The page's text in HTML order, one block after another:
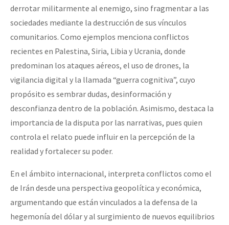
derrotar militarmente al enemigo, sino fragmentar a las
sociedades mediante la destrucción de sus vínculos
comunitarios. Como ejemplos menciona conflictos
recientes en Palestina, Siria, Libia y Ucrania, donde
predominan los ataques aéreos, el uso de drones, la
vigilancia digital y la llamada “guerra cognitiva”, cuyo
propósito es sembrar dudas, desinformación y
desconfianza dentro de la población. Asimismo, destaca la
importancia de la disputa por las narrativas, pues quien
controla el relato puede influir en la percepción de la
realidad y fortalecer su poder.
En el ámbito internacional, interpreta conflictos como el
de Irán desde una perspectiva geopolítica y económica,
argumentando que están vinculados a la defensa de la
hegemonía del dólar y al surgimiento de nuevos equilibrios